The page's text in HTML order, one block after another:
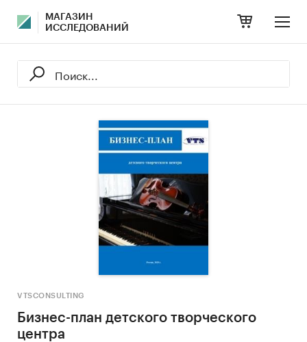
МАГАЗИН
ИССЛЕДОВАНИЙ
VTSCONSULTING
Бизнес-план детского творческого
центра